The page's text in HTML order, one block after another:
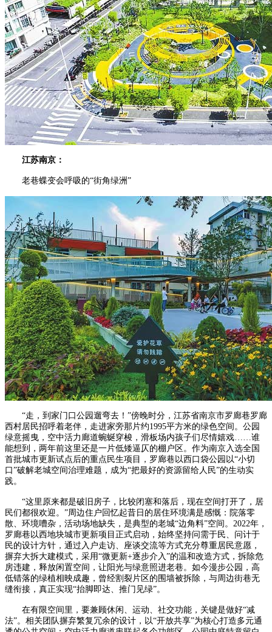
江苏南京：
老巷蝶变会呼吸的“街角绿洲”
“走，到家门口公园遛弯去！”傍晚时分，江苏省南京市罗廊巷罗廊
西村居民招呼着老伴，走进家旁那片约1995平方米的绿色空间。公园
绿意摇曳，空中活力廊道蜿蜒穿梭，滑板场内孩子们尽情嬉戏……谁
能想到，两年前这里还是一片低矮逼仄的棚户区。作为南京入选全国
首批城市更新试点后的重点民生项目，罗廊巷以西口袋公园以“小切
口”破解老城空间治理难题，成为“把最好的资源留给人民”的生动实
践。
“这里原来都是破旧房子，比较闭塞和落后，现在空间打开了，居
民们都很欢迎。”周边住户回忆起昔日的居住环境满是感慨：院落零
散、环境嘈杂，活动场地缺失，是典型的老城“边角料”空间。2022年，
罗廊巷以西地块城市更新项目正式启动，始终坚持问需于民、问计于
民的设计方针，通过入户走访、座谈交流等方式充分尊重居民意愿，
摒弃大拆大建模式，采用“微更新+逐步介入”的温和改造方式，拆除危
房违建，释放闲置空间，让阳光与绿意照进老巷。如今漫步公园，高
低错落的绿植相映成趣，曾经割裂片区的围墙被拆除，与周边街巷无
缝衔接，真正实现“抬脚即达、推门见绿”。
在有限空间里，要兼顾休闲、运动、社交功能，关键是做好“减
法”。相关团队摒弃繁复冗余的设计，以“开放共享”为核心打造多元通